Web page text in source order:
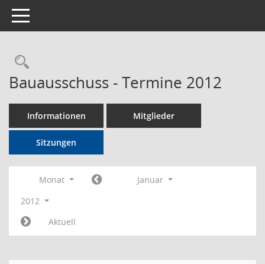
Toggle navigation
Rechercheauswahl
Bauausschuss - Termine 2012
Informationen Mitglieder
Sitzungen
Monat
Januar
2012
Aktuell